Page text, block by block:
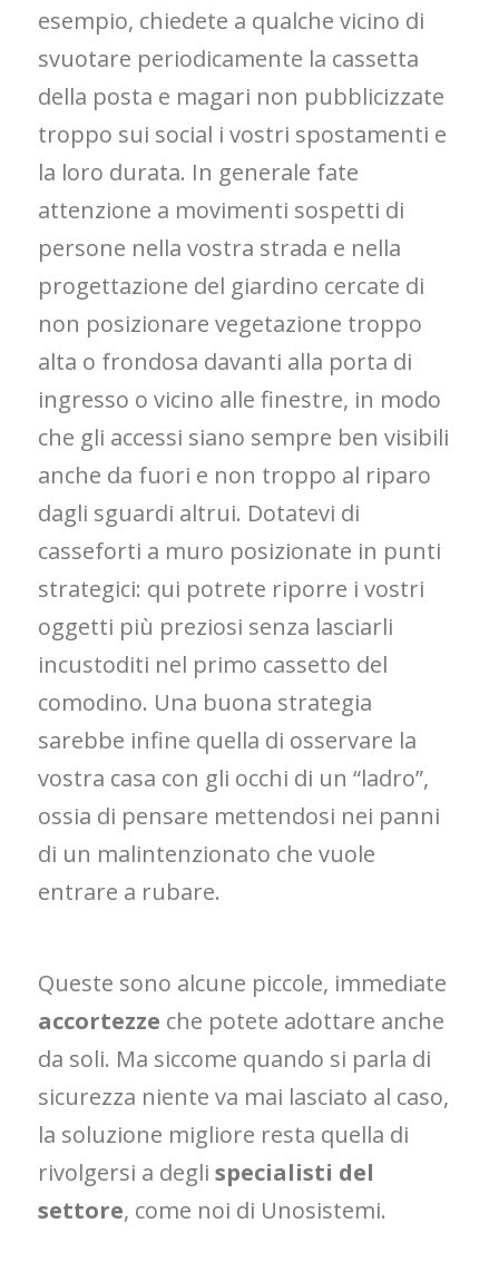
esempio, chiedete a qualche vicino di
svuotare periodicamente la cassetta
della posta e magari non pubblicizzate
troppo sui social i vostri spostamenti e
la loro durata. In generale fate
attenzione a movimenti sospetti di
persone nella vostra strada e nella
progettazione del giardino cercate di
non posizionare vegetazione troppo
alta o frondosa davanti alla porta di
ingresso o vicino alle finestre, in modo
che gli accessi siano sempre ben visibili
anche da fuori e non troppo al riparo
dagli sguardi altrui. Dotatevi di
casseforti a muro posizionate in punti
strategici: qui potrete riporre i vostri
oggetti più preziosi senza lasciarli
incustoditi nel primo cassetto del
comodino. Una buona strategia
sarebbe infine quella di osservare la
vostra casa con gli occhi di un “ladro”,
ossia di pensare mettendosi nei panni
di un malintenzionato che vuole
entrare a rubare.
Queste sono alcune piccole, immediate
accortezze che potete adottare anche
da soli. Ma siccome quando si parla di
sicurezza niente va mai lasciato al caso,
la soluzione migliore resta quella di
rivolgersi a deglispecialisti del
settore, come noi di Unosistemi.